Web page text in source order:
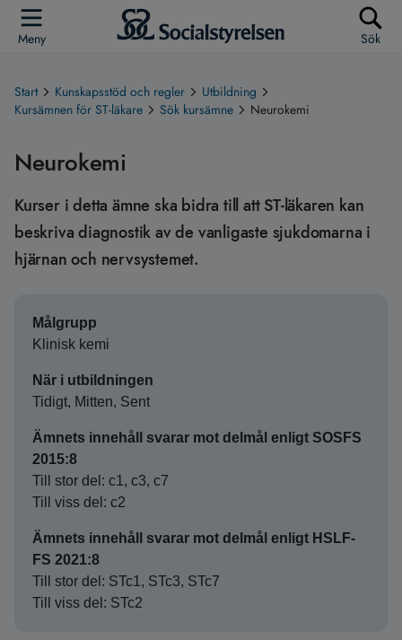
Meny Sök
Start Kunskapsstöd och regler
Utbildning
Kursämnen för ST-läkare
Sök kursämne Neurokemi
Neurokemi
Kurser i detta ämne ska bidra till att ST-läkaren kan
beskriva diagnostik av de vanligaste sjukdomarna i
hjärnan och nervsystemet.
Målgrupp
Klinisk kemi
När i utbildningen
Tidigt, Mitten, Sent
Ämnets innehåll svarar mot delmål enligt SOSFS
2015:8
Till stor del: c1, c3, c7
Till viss del: c2
Ämnets innehåll svarar mot delmål enligt HSLF-
FS 2021:8
Till stor del: STc1, STc3, STc7
Till viss del: STc2